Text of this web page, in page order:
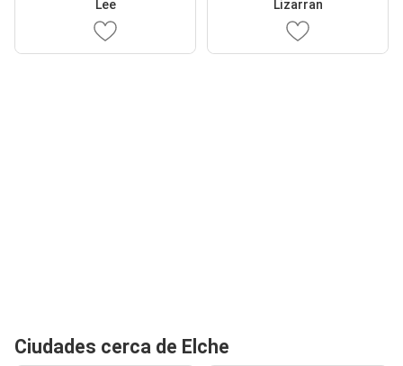
Lee Lizarran
Ciudades cerca de Elche